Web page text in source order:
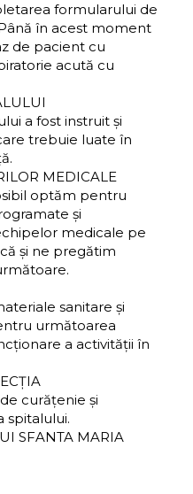
formularului de
în acest moment
de pacient cu
acută cu
a fost instruit și
trebuie luate în
MEDICALE
optăm pentru
și
medicale pe
și ne pregătim
sanitare și
următoarea
a activității în
curățenie și
spitalului.
SFANTA MARIA